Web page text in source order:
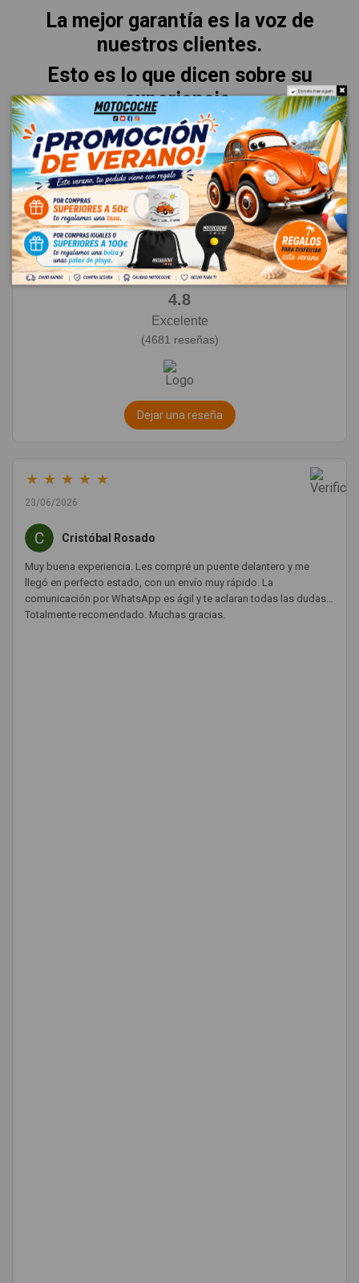
La mejor garantía es la voz de
nuestros clientes.
Esto es lo que dicen sobre su
experiencia.
★ ★ ★ ★ ★
4.8
Excelente
(4681 reseñas)
Dejar una reseña
★ ★ ★ ★ ★
23/06/2026
Cristóbal Rosado
Muy buena experiencia. Les compré un puente delantero y me
llegó en perfecto estado, con un envío muy rápido. La
comunicación por WhatsApp es ágil y te aclaran todas las dudas.
Totalmente recomendado. Muchas gracias.
Do not show again.